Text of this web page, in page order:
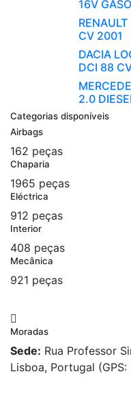
16V
CV 2001
DACIA
DCI 88
2.0
Categorias disponíveis
Airbags
162 peças
Chaparia
1965 peças
Eléctrica
912 peças
Interior
408 peças
Mecânica
921 peças
Moradas
Sede: Rua Professor
Lisboa, Portugal